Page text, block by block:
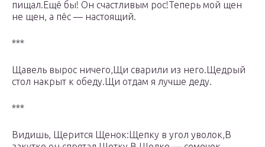
пищал.Ещё бы! Он счастливым рос!Теперь мой щен
не щен, а пёс — настоящий.
***
Щавель вырос ничего,Щи сварили из него.Щедрый
стол накрыт к обеду.Щи отдам я лучше деду.
***
Видишь, Щерится Щенок:Щепку в угол уволок,В